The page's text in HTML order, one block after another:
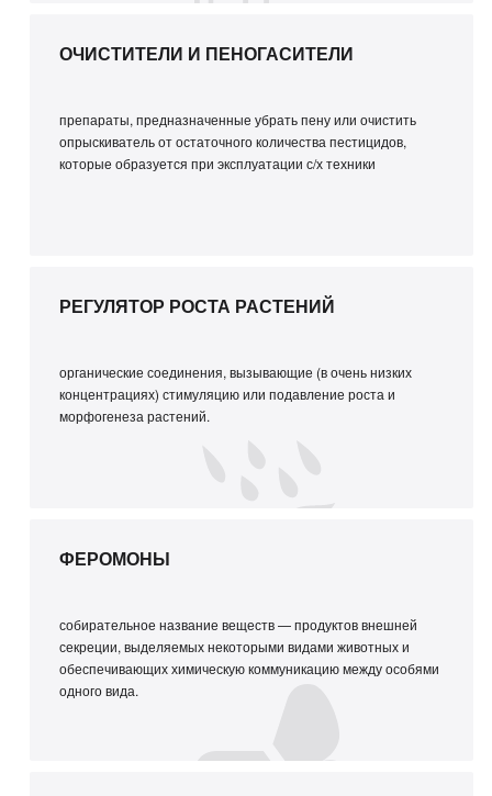
ОЧИСТИТЕЛИ И ПЕНОГАСИТЕЛИ
препараты, предназначенные убрать пену или очистить
опрыскиватель от остаточного количества пестицидов,
которые образуется при эксплуатации с/х техники
РЕГУЛЯТОР РОСТА РАСТЕНИЙ
органические соединения, вызывающие (в очень низких
концентрациях) стимуляцию или подавление роста и
морфогенеза растений.
ФЕРОМОНЫ
собирательное название веществ — продуктов внешней
секреции, выделяемых некоторыми видами животных и
обеспечивающих химическую коммуникацию между особями
одного вида.